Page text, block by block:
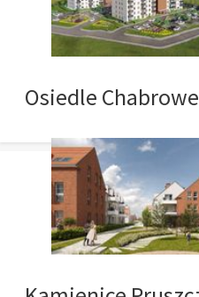
Osiedle Chabrowe